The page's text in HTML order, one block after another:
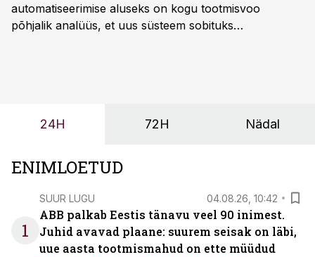
automatiseerimise aluseks on kogu tootmisvoo
põhjalik analüüs, et uus süsteem sobituks
OÜ tegevjuht Sander Mitendorf.
24H 72H Nädal
ENIMLOETUD
1
SUUR LUGU 04.08.26, 10:42
ABB palkab Eestis tänavu veel 90 inimest.
Juhid avavad plaane: suurem seisak on läbi,
uue aasta tootmismahud on ette müüdud